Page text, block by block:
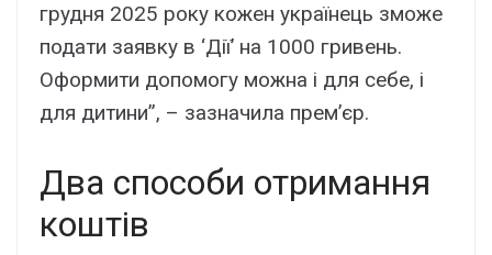
грудня 2025 року кожен українець зможе
подати заявку в ‘Дії’ на 1000 гривень.
Оформити допомогу можна і для себе, і
для дитини”, – зазначила прем’єр.
Два способи отримання
коштів